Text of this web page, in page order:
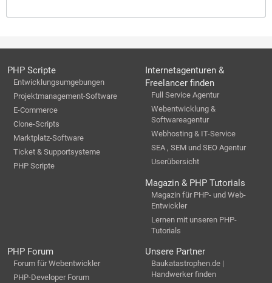
PHP Scripte
Entwicklungsumgebungen
Projektmanagement-Software
E-Commerce
Clone-Scripts
Marktplatz-Software
Ticket & Supportsysteme
PHP Scripte
Internetagenturen &
Freelancer finden
Full Service Agentur
Webentwicklung &
Softwareagentur
Webhosting & IT-Service
SEA , SEM und SEO Agentur
Userübersicht
Magazin & PHP Tutorials
Magazin für PHP- und Web-
Entwickler
Lernen mit unseren PHP-
Tutorials
PHP Forum
Forum für Webentwickler
PHP-Developer Forum
Unsere Partner
Baukatastrophen.de |
Handwerker finden